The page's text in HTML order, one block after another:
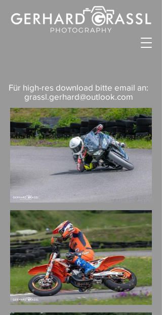
Für high-res download bitte email an:
grassl.gerhard@outlook.com